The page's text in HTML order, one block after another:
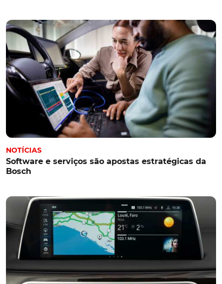
NOTÍCIAS
Software e serviços são apostas estratégicas da
Bosch